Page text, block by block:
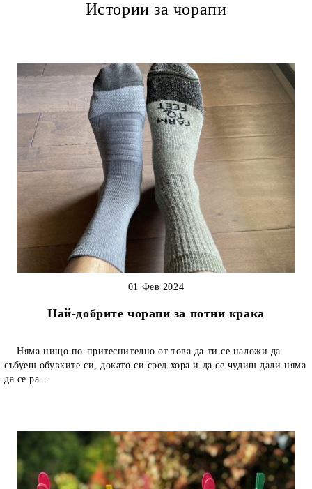
Истории за чорапи
Най-добрите чорапи за потни крака
01 Фев 2024
Няма нищо по-притеснително от това да ти се наложи да
събуеш обувките си, докато си сред хора и да се чудиш дали няма
да се ра...